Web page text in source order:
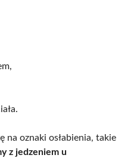
na oznaki osłabienia, takie
z jedzeniem u